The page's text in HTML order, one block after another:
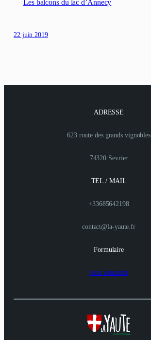
Les balcons du lac d’Annecy
22 juin 2019
ADRESSE
623 route des grands vignobles
74320 Sevrier
TEL / MAIL
+33685642198
contact@la-yaute.fr
Formulaire
nous contacter